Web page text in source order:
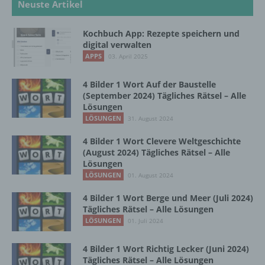
Neuste Artikel
Kochbuch App: Rezepte speichern und
digital verwalten
APPS 03. April 2025
4 Bilder 1 Wort Auf der Baustelle
(September 2024) Tägliches Rätsel – Alle
Lösungen
LÖSUNGEN 31. August 2024
4 Bilder 1 Wort Clevere Weltgeschichte
(August 2024) Tägliches Rätsel – Alle
Lösungen
LÖSUNGEN 01. August 2024
4 Bilder 1 Wort Berge und Meer (Juli 2024)
Tägliches Rätsel – Alle Lösungen
LÖSUNGEN 01. Juli 2024
4 Bilder 1 Wort Richtig Lecker (Juni 2024)
Tägliches Rätsel – Alle Lösungen
Cookies. Viele Cookies enthalten eine sogenannte
Cookie-ID. Eine Cookie-ID ist eine eindeutige
Kennung des Cookies. Sie besteht aus einer
Zeichenfolge, durch welche Internetseiten und
Server dem konkreten Internetbrowser zugeordnet
werden können, in dem das Cookie gespeichert
wurde. Dies ermöglicht es den besuchten
Internetseiten und Servern, den individuellen
Internetbrowsern, die andere Cookies enthalten,
zu unterscheiden. Ein bestimmter Internetbrowser
kann über die eindeutige Cookie-ID wiedererkannt
und identifiziert werden.
Durch den Einsatz von Cookies kann den Nutzern
dieser Internetseite nutzerfreundlichere Services
bereitstellen, die ohne die Cookie-Setzung nicht
möglich wären.
Mittels eines Cookies können die Informationen